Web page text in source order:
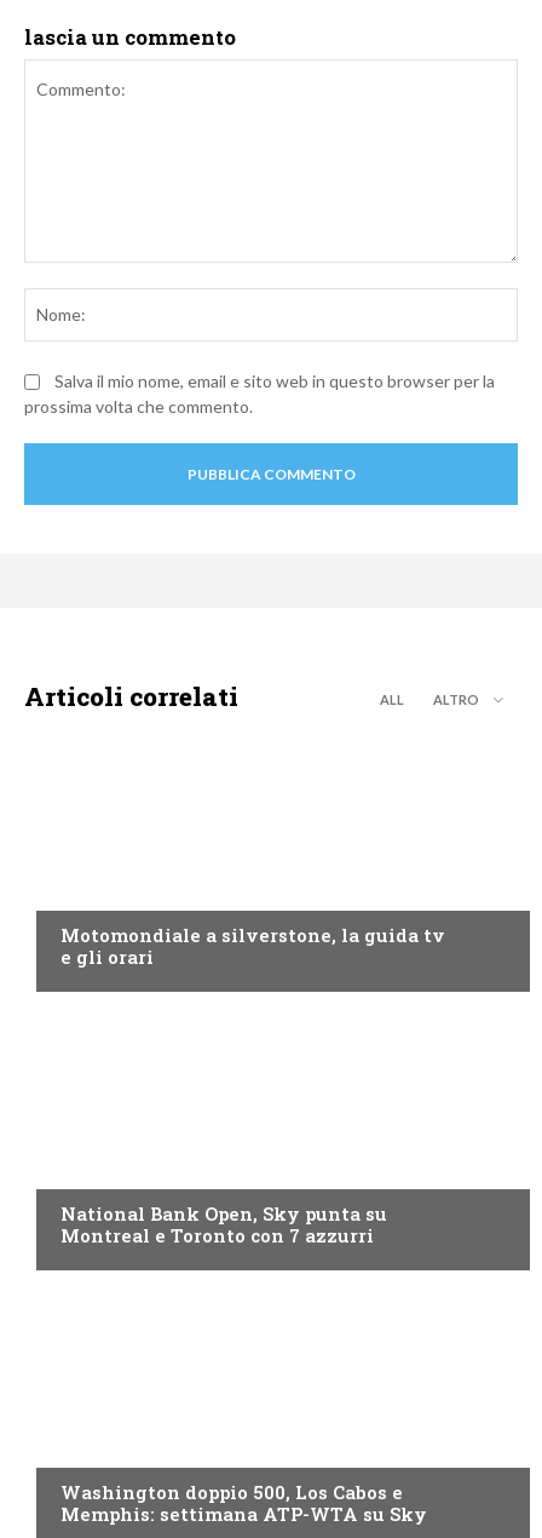
lascia un commento
Salva il mio nome, email e sito web in questo browser per la
prossima volta che commento.
Articoli correlati ALL ALTRO
Motomondiale a silverstone, la guida tv
e gli orari
National Bank Open, Sky punta su
Montreal e Toronto con 7 azzurri
Washington doppio 500, Los Cabos e
Memphis: settimana ATP-WTA su Sky